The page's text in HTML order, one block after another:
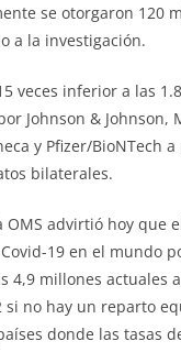
se otorgaron 120
a la investigación.
veces inferior a las
Johnson & Johnson,
y Pfizer/BioNTech a
bilaterales.
OMS advirtió hoy que
19 en el mundo
4,9 millones actuales
si no hay un reparto
donde las tasas